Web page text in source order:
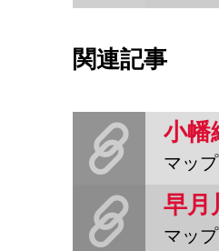
関連記事
小幡
マッ
早月
マッ